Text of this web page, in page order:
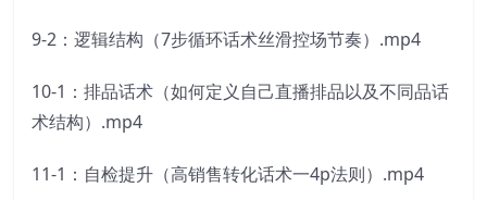
9-2：逻辑结构（7步循环话术丝滑控场节奏）.mp4
10-1：排品话术（如何定义自己直播排品以及不同品话
术结构）.mp4
11-1：自检提升（高销售转化话术一4p法则）.mp4